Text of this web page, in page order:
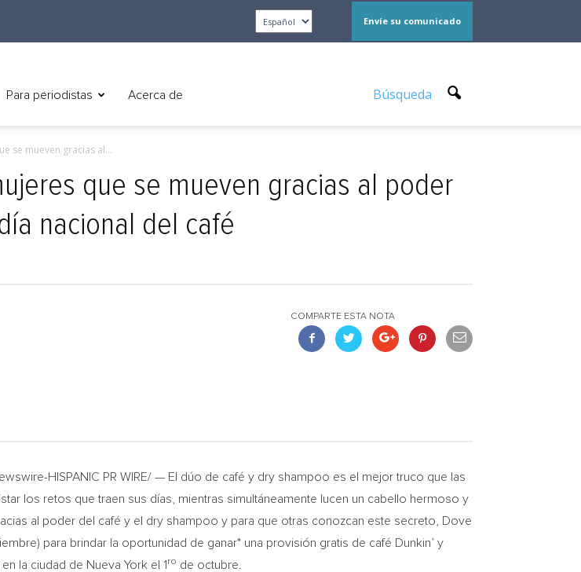
Envíe su comunicado
Para periodistas Acerca de Búsqueda
se mueven gracias al...
que se mueven gracias al poder
nacional del café
COMPARTE ESTA NOTA
HISPANIC PR WIRE/ — El dúo de café y dry shampoo es el mejor truco que las
los retos que traen sus días, mientras simultáneamente lucen un cabello hermoso y
al poder del café y el dry shampoo y para que otras conozcan este secreto, Dove
para brindar la oportunidad de ganar* una provisión gratis de café Dunkin’ y
en la ciudad de Nueva York el 1 ro de octubre.